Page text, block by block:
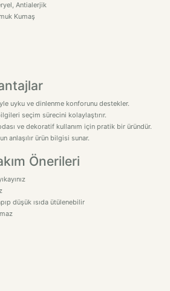
Antialerjik
Kumaş
uyku ve dinlenme konforunu destekler.
seçim sürecini kolaylaştırır.
ve dekoratif kullanım için pratik bir üründür.
anlaşılır ürün bilgisi sunar.
Önerileri
düşük ısıda ütülenebilir